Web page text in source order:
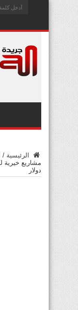
الرئيسية /
دولار